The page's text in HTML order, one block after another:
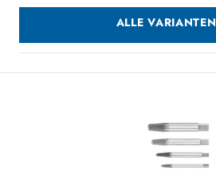
ALLE VARIANTEN